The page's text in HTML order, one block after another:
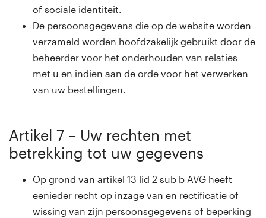
of sociale identiteit.
De persoonsgegevens die op de website worden
verzameld worden hoofdzakelijk gebruikt door de
beheerder voor het onderhouden van relaties
met u en indien aan de orde voor het verwerken
van uw bestellingen.
Artikel 7 – Uw rechten met
betrekking tot uw gegevens
Op grond van artikel 13 lid 2 sub b AVG heeft
eenieder recht op inzage van en rectificatie of
wissing van zijn persoonsgegevens of beperking